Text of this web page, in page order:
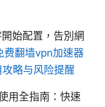
始配置，告別網
费翻墙vpn加速器
略与风险提醒
用全指南：快速